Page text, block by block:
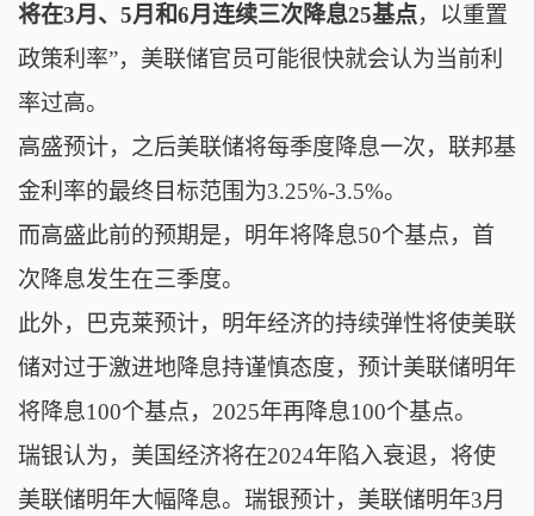
将在3月、5月和6月连续三次降息25基点，以重置
政策利率”，美联储官员可能很快就会认为当前利
率过高。
高盛预计，之后美联储将每季度降息一次，联邦基
金利率的最终目标范围为3.25%-3.5%。
而高盛此前的预期是， 明年将降息50个基点，首
次降息发生在三季度。
此外，巴克莱预计，明年经济的持续弹性将使美联
储对过于激进地降息持谨慎态度，预计美联储明年
将降息100个基点，2025年再降息100个基点。
瑞银认为，美国经济将在2024年陷入衰退，将使
美联储明年大幅降息。 瑞银预计，美联储明年3月